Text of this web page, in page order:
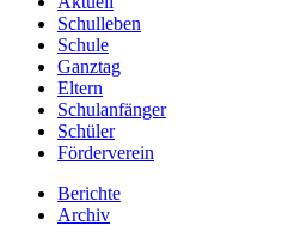
Schulleben
Schule
Ganztag
Eltern
Schulanfänger
Schüler
Förderverein
Berichte
Archiv